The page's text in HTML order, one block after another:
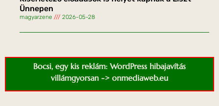
Ünnepen
magyarzene 2026-05-28
Bocsi, egy kis reklám: WordPress hibajavítás
villámgyorsan -> onmediaweb.eu